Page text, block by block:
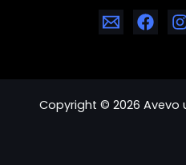
Copyright © 2026